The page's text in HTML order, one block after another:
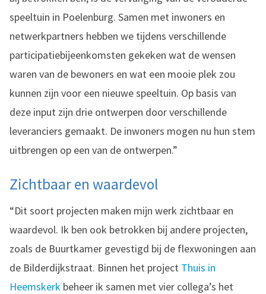
speeltuin in Poelenburg. Samen met inwoners en
netwerkpartners hebben we tijdens verschillende
participatiebijeenkomsten gekeken wat de wensen
waren van de bewoners en wat een mooie plek zou
kunnen zijn voor een nieuwe speeltuin. Op basis van
deze input zijn drie ontwerpen door verschillende
leveranciers gemaakt. De inwoners mogen nu hun stem
uitbrengen op een van de ontwerpen.”
Zichtbaar en waardevol
“Dit soort projecten maken mijn werk zichtbaar en
waardevol. Ik ben ook betrokken bij andere projecten,
zoals de Buurtkamer gevestigd bij de flexwoningen aan
de Bilderdijkstraat. Binnen het project Thuis in
Heemskerk beheer ik samen met vier collega’s het